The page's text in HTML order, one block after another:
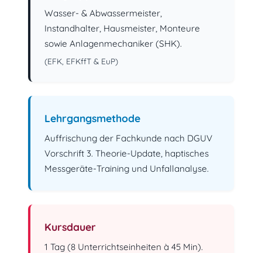
Wasser- & Abwassermeister,
Instandhalter, Hausmeister, Monteure
sowie Anlagenmechaniker (SHK).
(EFK, EFKffT & EuP)
Lehrgangsmethode
Auffrischung der Fachkunde nach DGUV
Vorschrift 3. Theorie-Update, haptisches
Messgeräte-Training und Unfallanalyse.
Kursdauer
1 Tag (8 Unterrichtseinheiten à 45 Min).